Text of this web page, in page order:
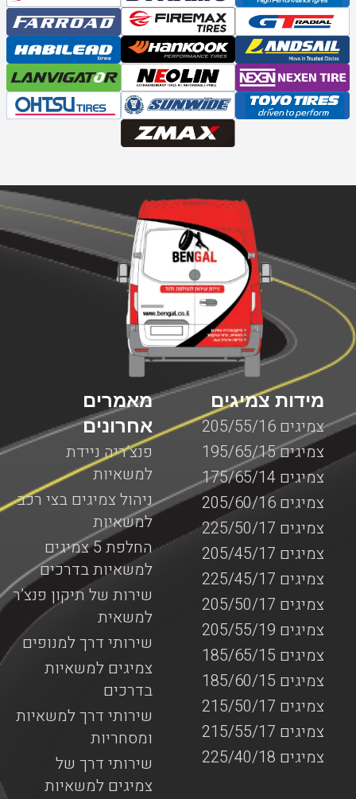
מאמרים
אחרונים
פנצ’ריה ניידת
למשאיות
ניהול צמיגים בצי רכב
למשאיות
החלפת 5 צמיגים
למשאיות בדרכים
שירות של תיקון פנצ’ר
למשאית
שירותי דרך למנופים
צמיגים למשאיות
בדרכים
שירותי דרך למשאיות
ומסחריות
שירותי דרך של
צמיגים למשאיות
מידות צמיגים
צמיגים 205/55/16
צמיגים 195/65/15
צמיגים 175/65/14
צמיגים 205/60/16
צמיגים 225/50/17
צמיגים 205/45/17
צמיגים 225/45/17
צמיגים 205/50/17
צמיגים 205/55/19
צמיגים 185/65/15
צמיגים 185/60/15
צמיגים 215/50/17
צמיגים 215/55/17
צמיגים 225/40/18